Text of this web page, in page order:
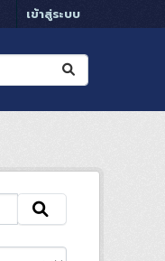
เข้าสู่ระบบ